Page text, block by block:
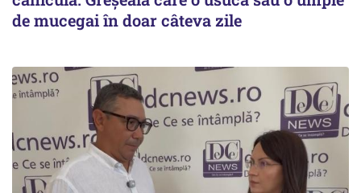
de mucegai în doar câteva zile